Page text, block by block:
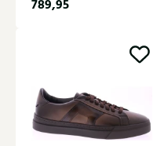
789,95